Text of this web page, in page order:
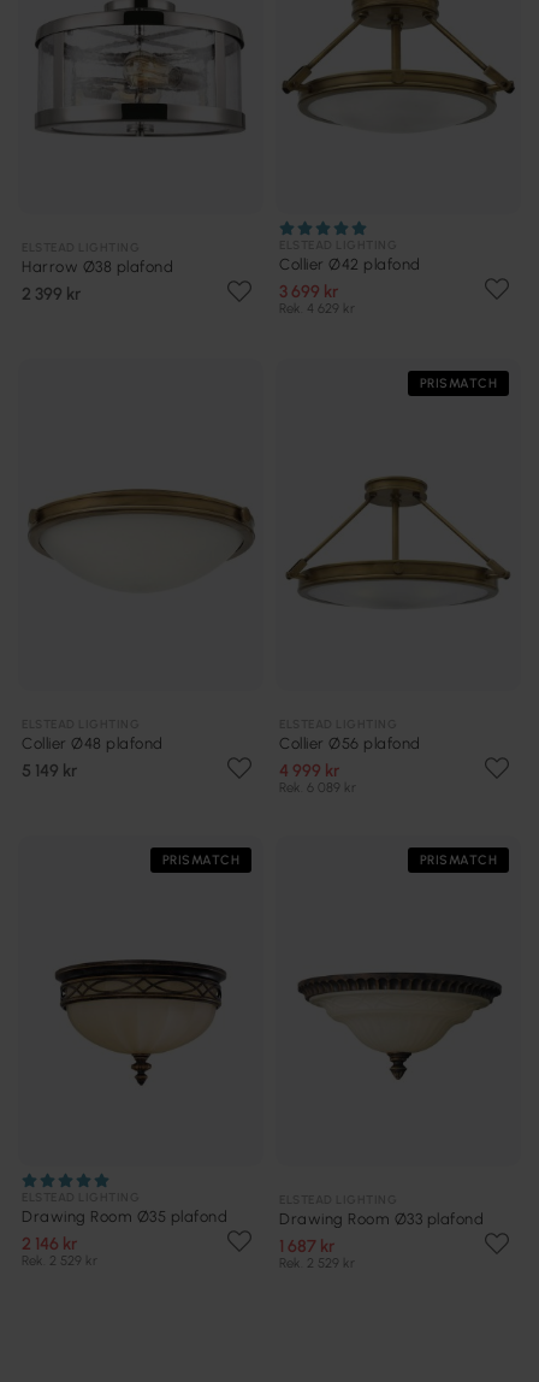
Harrow Ø38 plafond
2 399 kr
Collier Ø42 plafond
3 699 kr
Rek. 4 629 kr
Collier Ø48 plafond
5 149 kr
PRISMATCH
Collier Ø56 plafond
4 999 kr
Rek. 6 089 kr
PRISMATCH
Drawing Room Ø35 plafond
2 146 kr
Rek. 2 529 kr
PRISMATCH
Drawing Room Ø33 plafond
1 687 kr
Rek. 2 529 kr